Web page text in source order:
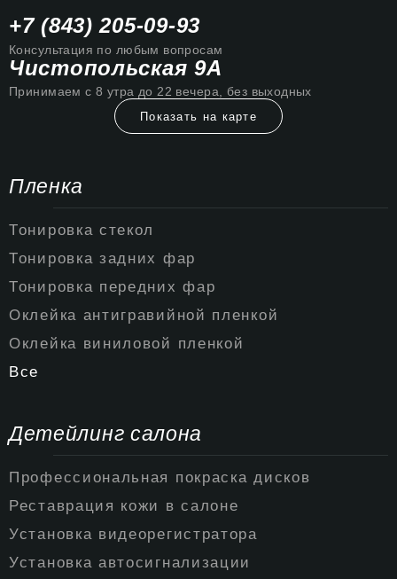
+7 (843) 205-09-93
Консультация по любым вопросам
Чистопольская 9А
Принимаем с 8 утра до 22 вечера, без выходных
Показать на карте
Пленка
Тонировка стекол
Тонировка задних фар
Тонировка передних фар
Оклейка антигравийной пленкой
Оклейка виниловой пленкой
Все
Детейлинг салона
Профессиональная покраска дисков
Реставрация кожи в салоне
Установка видеорегистратора
Установка автосигнализации